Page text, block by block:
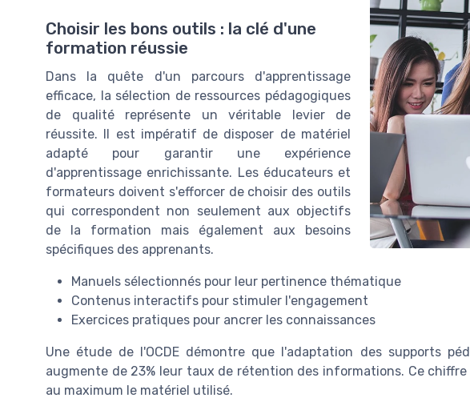
Choisir les bons outils : la clé d'une
formation réussie
Dans la quête d'un parcours d'apprentissage
efficace, la sélection de ressources pédagogiques
de qualité représente un véritable levier de
réussite. Il est impératif de disposer de matériel
adapté pour garantir une expérience
d'apprentissage enrichissante. Les éducateurs et
formateurs doivent s'efforcer de choisir des outils
qui correspondent non seulement aux objectifs
de la formation mais également aux besoins
spécifiques des apprenants.
Manuels sélectionnés pour leur pertinence thématique
Contenus interactifs pour stimuler l'engagement
Exercices pratiques pour ancrer les connaissances
Une étude de l'OCDE démontre que l'adaptation des supports
augmente de 23% leur taux de rétention des informations. Ce
au maximum le matériel utilisé.